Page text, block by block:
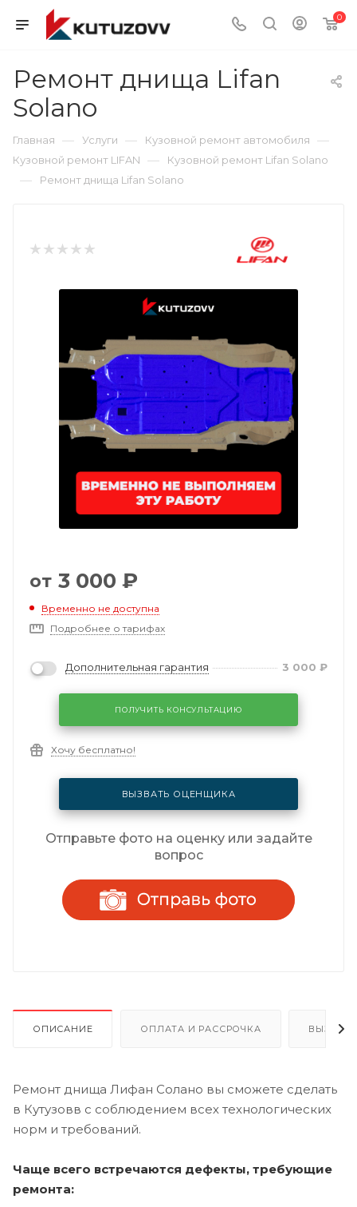
0
Ремонт днища Lifan
Solano
Главная — Услуги — Кузовной ремонт автомобиля —
Кузовной ремонт LIFAN — Кузовной ремонт Lifan Solano
— Ремонт днища Lifan Solano
от 3 000 ₽
Временно не доступна
Подробнее о тарифах
Дополнительная гарантия 3 000 ₽
ПОЛУЧИТЬ КОНСУЛЬТАЦИЮ
Хочу бесплатно!
ВЫЗВАТЬ ОЦЕНЩИКА
Отправьте фото на оценку или задайте
вопрос
ОПИСАНИЕ ОПЛАТА И РАССРОЧКА ВЫЗОВ
Ремонт днища Лифан Солано вы сможете сделать
в Кутузовв с соблюдением всех технологических
норм и требований.
Чаще всего встречаются дефекты, требующие
ремонта: